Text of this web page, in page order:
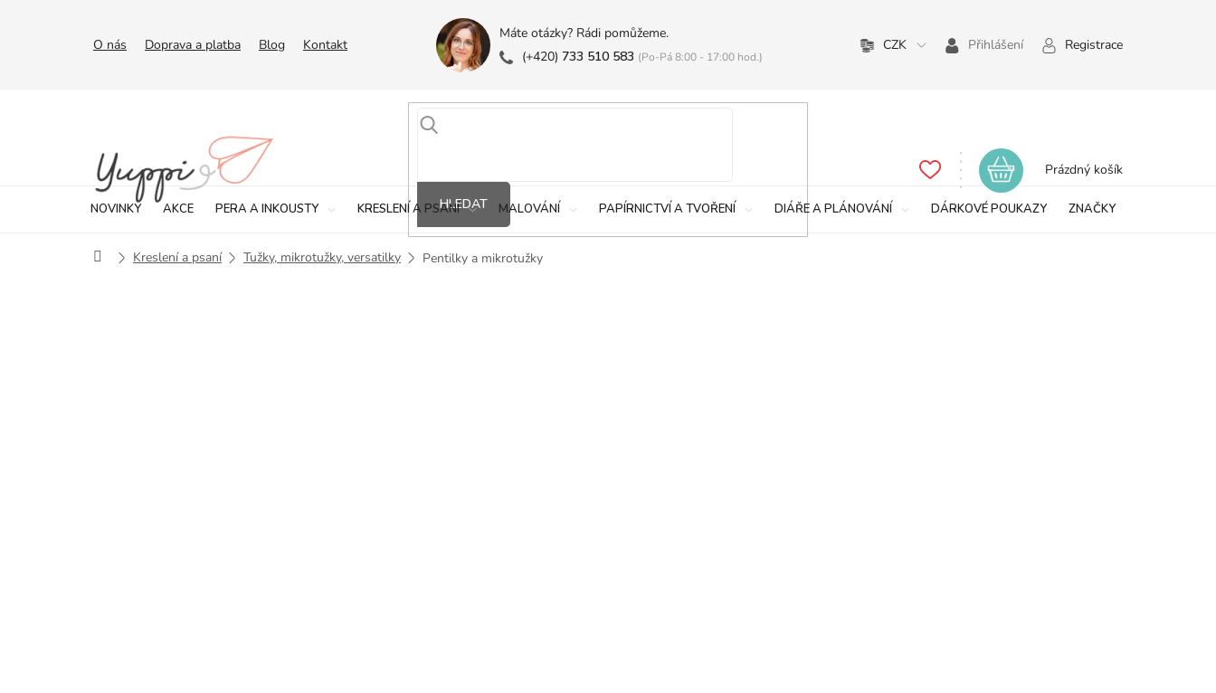
O nás Doprava a platba Blog Kontakt
Máte otázky? Rádi pomůžeme.
(+420) 733 510 583 (Po-Pá 8:00 - 17:00 hod.)
CZK Přihlášení Registrace
HLEDAT
Nákupní
Prázdný košík
NOVINKY AKCE PERA A INKOUSTY KRESLENÍ A PSANÍ MALOVÁNÍ PAPÍRNICTVÍ A TVOŘENÍ DIÁŘE A PLÁNOVÁNÍ DÁRKOVÉ POUKAZY ZNAČKY
DomůKreslení a psaní Tužky, mikrotužky, versatilky Pentilky a mikrotužky